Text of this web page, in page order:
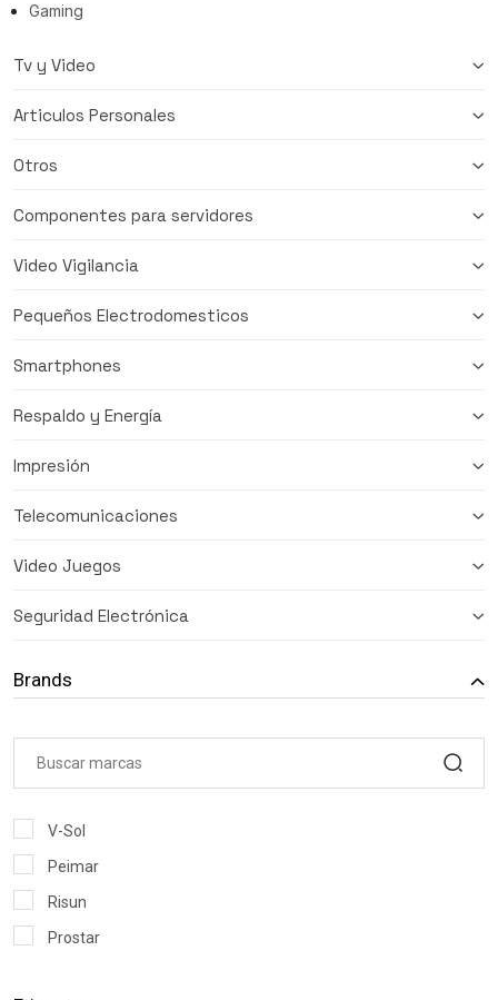
Gaming
Tv y Video
Articulos Personales
Otros
Componentes para servidores
Video Vigilancia
Pequeños Electrodomesticos
Smartphones
Respaldo y Energía
Impresión
Telecomunicaciones
Video Juegos
Seguridad Electrónica
Brands
V-Sol
Peimar
Risun
Prostar